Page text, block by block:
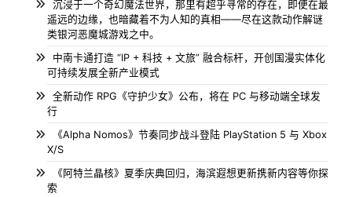
沉浸于一个奇幻魔法世界，那里有超乎寻常的存在，即便在最
遥远的边缘，也暗藏着不为人知的真相——尽在这款动作解谜
类银河恶魔城游戏之中。
中南卡通打造 “IP + 科技 + 文旅” 融合标杆，开创国漫实体化
可持续发展全新产业模式
全新动作 RPG《守护少女》公布，将在 PC 与移动端全球发
行
《Alpha Nomos》节奏同步战斗登陆 PlayStation 5 与 Xbox
X/S
《阿特兰晶核》夏季庆典回归，海滨遐想更新携新内容等你探
索